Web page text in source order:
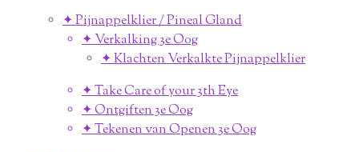
✦ Pijnappelklier / Pineal Gland
✦ Verkalking 3e Oog
✦ Klachten Verkalkte Pijnappelklier
✦ Take Care of your 3th Eye
✦ Ontgiften 3e Oog
✦ Tekenen van Openen 3e Oog